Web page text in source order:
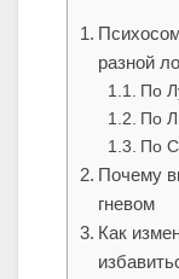
разной
По
По
По
Почему
гневом
Как